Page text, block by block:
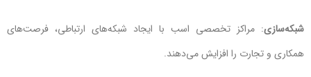
شبکه‌سازی: مراکز تخصصی اسب با ایجاد شبکه‌های ارتباطی، فرصت‌های
همکاری و تجارت را افزایش می‌دهند.